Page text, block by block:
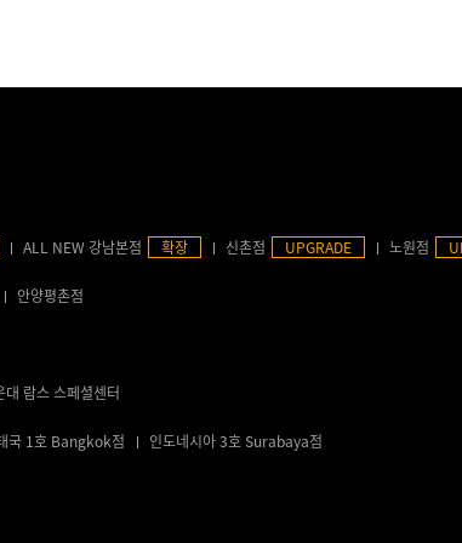
ALL NEW 강남본점 확장 신촌점 UPGRADE 노원점
안양평촌점
대 람스 스페셜센터
국 1호 Bangkok점 인도네시아 3호 Surabaya점